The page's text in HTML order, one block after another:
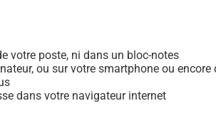
votre poste, ni dans un bloc-notes
ou sur votre smartphone ou
dans votre navigateur internet